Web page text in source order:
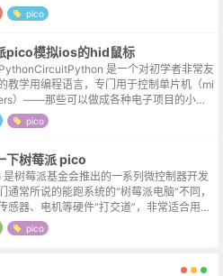
识别出来一个可移动磁盘，内部的程序都不
其...
pico
pico模拟ios的hid鼠标
是一个对初学者非常友
教学用编程语言，专门用于控制单片机（mi
）——那些可以做成各种电子项目的小型
大的特点就是让代码与现实世界...
pico
下树莓派 pico
树莓派基金会推出的一系列微控制器开发
通常所说的能跑系统的“树莓派电脑”不同，
感器、电机等硬件“打交道”，非常适合用于
物联网、教育和创意项目。Pico 系列核心
派 Pi...
pico